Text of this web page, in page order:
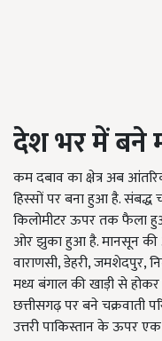
देश भर में बने
कम दबाव का क्षेत्र अब
हिस्सों पर बना हुआ है.
किलोमीटर ऊपर तक फैला
ओर झुका हुआ है. मानसून की
वाराणसी, डेहरी, जमशेदपुर,
मध्य बंगाल की खाड़ी से
छत्तीसगढ़ पर बने चक्रवाती
उत्तरी पाकिस्तान के ऊपर